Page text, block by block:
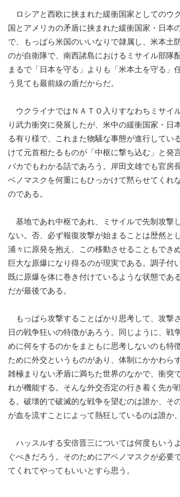
ロシアと西欧に挟まれた緩衝国家としてのウ
国とアメリカの矛盾に挟まれた緩衝国家・日本
で、もっぱら米国のいいなりで隷属し、米本土
のが自衛隊で、南西諸島におけるミサイル部隊
まるで「日本を守る」よりも「米本土を守る」
う見ても最前線の盾だからだ。
ウクライナではＮＡＴＯ入りすなわちミサイ
り武力衝突に発展したが、米中の緩衝国家・日
る有り様で、これまた物騒な事態が進行してい
けて元首相たるものが「中枢に撃ち込む」と発
バカでもわかる話であろう。岸田文雄でも官房
ベノマスクを何重にもひっかけて黙らせてく
のである。
基地であれ中枢であれ、ミサイルで先制攻撃
ない。否、必ず報復攻撃が始まることは歴然と
浦々に原発を抱え、この移動させることもでき
巨大な原爆になり得るのが現実である。調子付
既に原爆を体に巻き付けているような状態であ
だが最後である。
もっぱら攻撃することばかり思考して、攻撃
日の戦争狂いの特徴があろう。同じように、戦
めに何をするのかをまともに思考しないのも特
ために外交というものがあり、体制にかかわら
雑極まりない矛盾に満ちた世界のなかで、衝突
れが機能する。そんな外交否定の行き着く先が
る。破壊的で破滅的な戦争を望むのは誰か、そ
が血を流すことによって熱狂しているのは誰か
ハッスルする安倍晋三については何度もいう
ぐべきだろう。そのためにアベノマスクが必要
てくれてやってもいいとすら思う。